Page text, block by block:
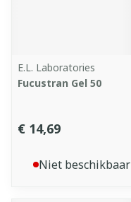
E.L. Laboratories
Fucustran Gel 50
€ 14,69
Niet beschikbaar